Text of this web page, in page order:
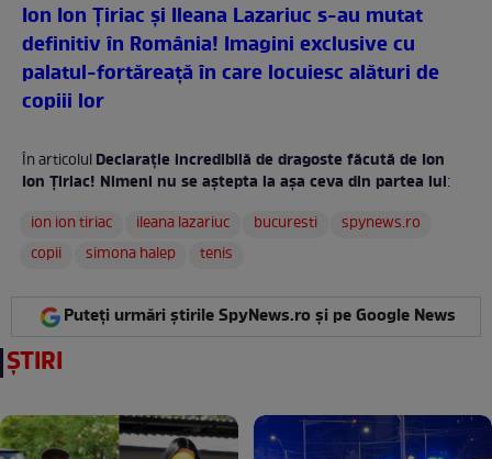
Ion Ion Țiriac și Ileana Lazariuc s-au mutat
definitiv în România! Imagini exclusive cu
palatul-fortăreață în care locuiesc alături de
copiii lor
În articolulDeclarație incredibilă de dragoste făcută de Ion
Ion Țiriac! Nimeni nu se aștepta la așa ceva din partea lui:
ion ion tiriac
ileana lazariuc bucuresti
spynews.ro
copii
simona halep tenis
Puteți urmări știrile SpyNews.ro și pe Google News
ȘTIRI